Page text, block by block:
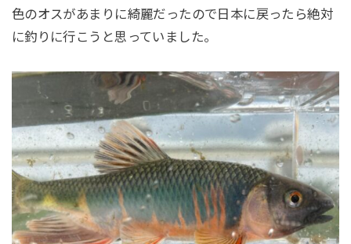
色のオスがあまりに綺麗だったので日本に戻ったら絶対
に釣りに行こうと思っていました。